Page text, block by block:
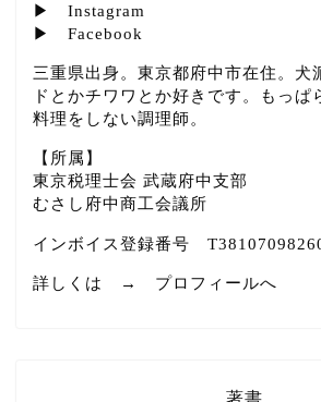
▶ Instagram
▶ Facebook
三重県出身。東京都府中市在住。犬
ドとかチワワとか好きです。もっぱ
料理をしない調理師。
【所属】
東京税理士会 武蔵府中支部
むさし府中商工会議所
インボイス登録番号
詳しくは → プロフィールへ
著書